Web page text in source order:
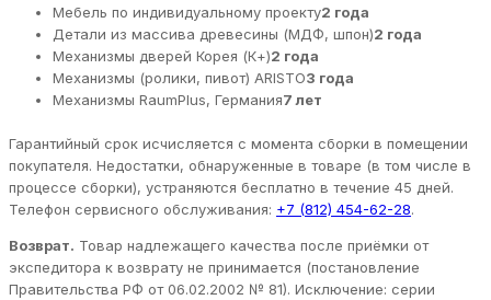
Мебель по индивидуальному проекту2 года
Детали из массива древесины (МДФ, шпон)2 года
Механизмы дверей Корея (К+)2 года
Механизмы (ролики, пивот) ARISTO3 года
Механизмы RaumPlus, Германия7 лет
Гарантийный срок исчисляется с момента сборки в помещении
покупателя. Недостатки, обнаруженные в товаре (в том числе в
процессе сборки), устраняются бесплатно в течение 45 дней.
Телефон сервисного обслуживания: +7 (812) 454-62-28.
Возврат. Товар надлежащего качества после приёмки от
экспедитора к возврату не принимается (постановление
Правительства РФ от 06.02.2002 № 81). Исключение: серии